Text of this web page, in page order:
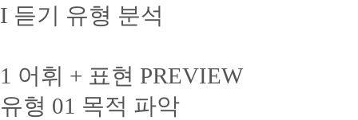
I 듣기 유형 분석
1 어휘 + 표현 PREVIEW
유형 01 목적 파악